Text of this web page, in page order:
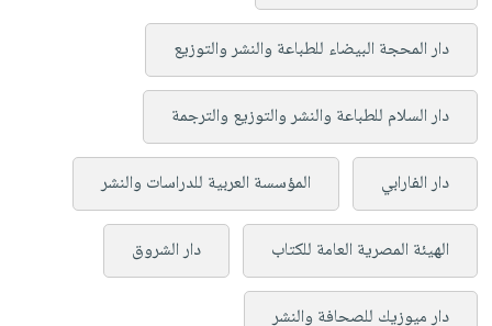
دار المحجة البيضاء للطباعة والنشر والتوزيع
دار السلام للطباعة والنشر والتوزيع والترجمة
دار الفارابي المؤسسة العربية للدراسات والنشر
الهيئة المصرية العامة للكتاب دار الشروق
دار ميوزيك للصحافة والنشر